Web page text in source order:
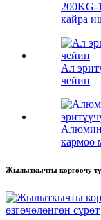
200KG-
кайра
Ал
чейин
кармоо
Жылыткычты коргоочу